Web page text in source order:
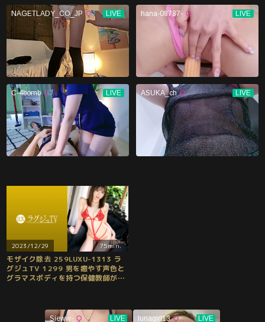
2023/12/29 75min.
モザイク除去 259LUXU-1313 ラ
グジュTV 1299 男を癒やす声色と
グラマスボディを持つ保健教師が再
バックで全身を震わせ快感に浸る連